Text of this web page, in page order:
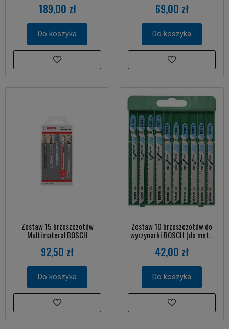
189,00 zł
Do koszyka
69,00 zł
Do koszyka
Zestaw 15 brzeszczotów
Multimateral BOSCH
92,50 zł
Do koszyka
Zestaw 10 brzeszczotów do
wyrzynarki BOSCH (do met...
42,00 zł
Do koszyka